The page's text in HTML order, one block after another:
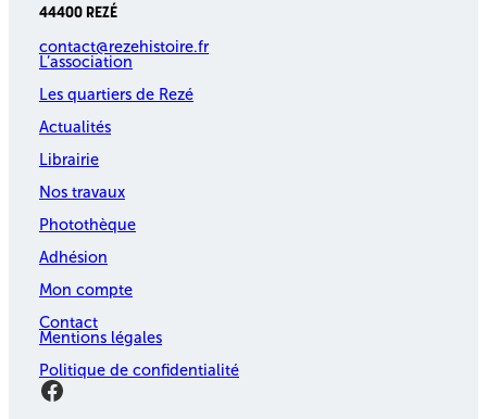
44400 REZÉ
contact@rezehistoire.fr
L’association
Les quartiers de Rezé
Actualités
Librairie
Nos travaux
Photothèque
Adhésion
Mon compte
Contact
Mentions légales
Politique de confidentialité
Facebook